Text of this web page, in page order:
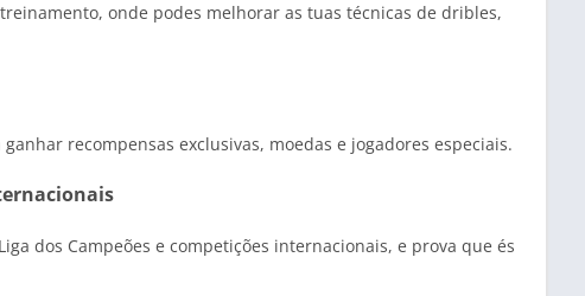
onde podes melhorar as tuas técnicas de dribles,
recompensas exclusivas, moedas e jogadores especiais.
dos Campeões e competições internacionais, e prova que és